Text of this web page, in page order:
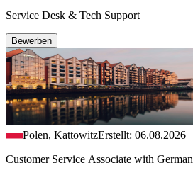
Service Desk & Tech Support
Bewerben
Polen, KattowitzErstellt: 06.08.2026
Customer Service Associate with German